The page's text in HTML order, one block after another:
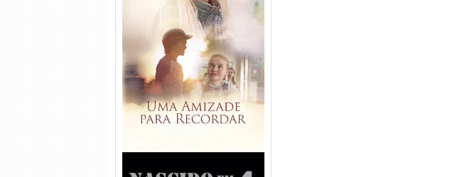
Uma Amizade para Recordar
Torrent (2025) WEB-DL 1080p
Dual Áudio